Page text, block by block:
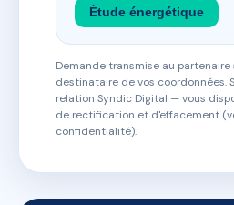
Étude énergétique
Demande transmise au partenaire
destinataire de vos coordonnées.
relation Syndic Digital — vous
de rectification et d'effacement
confidentialité).